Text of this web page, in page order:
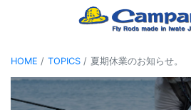
HOME TOPICS 夏期休業のお知らせ。